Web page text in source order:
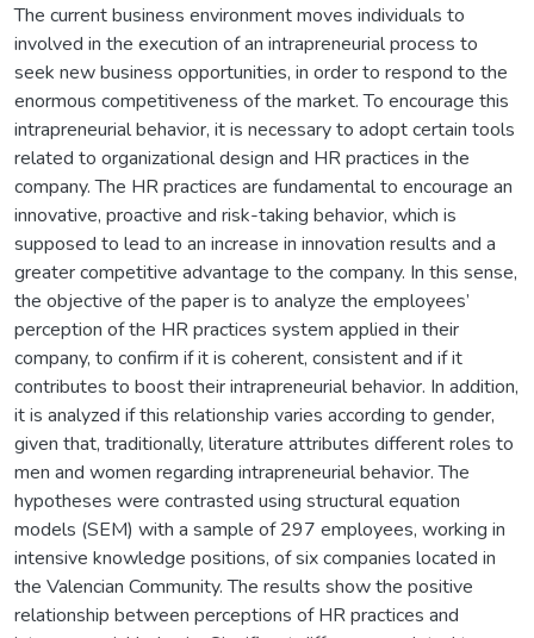
The current business environment moves individuals to
involved in the execution of an intrapreneurial process to
seek new business opportunities, in order to respond to the
enormous competitiveness of the market. To encourage this
intrapreneurial behavior, it is necessary to adopt certain tools
related to organizational design and HR practices in the
company. The HR practices are fundamental to encourage an
innovative, proactive and risk-taking behavior, which is
supposed to lead to an increase in innovation results and a
greater competitive advantage to the company. In this sense,
the objective of the paper is to analyze the employees’
perception of the HR practices system applied in their
company, to confirm if it is coherent, consistent and if it
contributes to boost their intrapreneurial behavior. In addition,
it is analyzed if this relationship varies according to gender,
given that, traditionally, literature attributes different roles to
men and women regarding intrapreneurial behavior. The
hypotheses were contrasted using structural equation
models (SEM) with a sample of 297 employees, working in
intensive knowledge positions, of six companies located in
the Valencian Community. The results show the positive
relationship between perceptions of HR practices and